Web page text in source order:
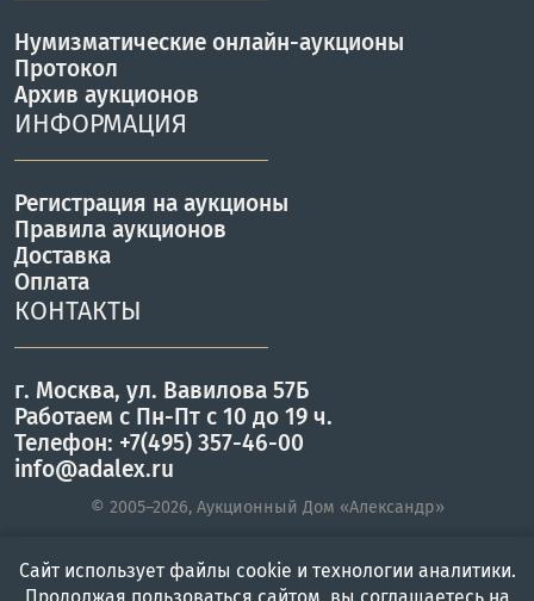
Нумизматические онлайн-аукционы
Протокол
Архив аукционов
ИНФОРМАЦИЯ
Регистрация на аукционы
Правила аукционов
Доставка
Оплата
КОНТАКТЫ
г. Москва, ул. Вавилова 57Б
Работаем с Пн-Пт с 10 до 19 ч.
Телефон: +7(495) 357-46-00
info@adalex.ru
© 2005–2026, Аукционный Дом «Александр»
Сайт использует файлы cookie и технологии аналитики.
Войти